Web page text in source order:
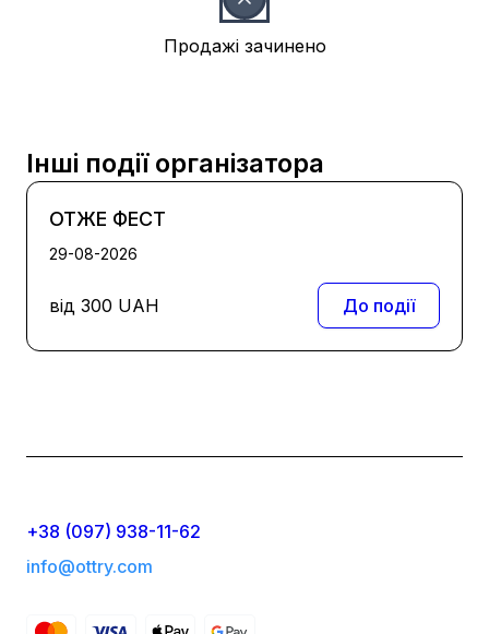
Продажі зачинено
Інші події організатора
ОТЖЕ ФЕСТ
29-08-2026
від 300 UAH До події
+38 (097) 938-11-62
info@ottry.com